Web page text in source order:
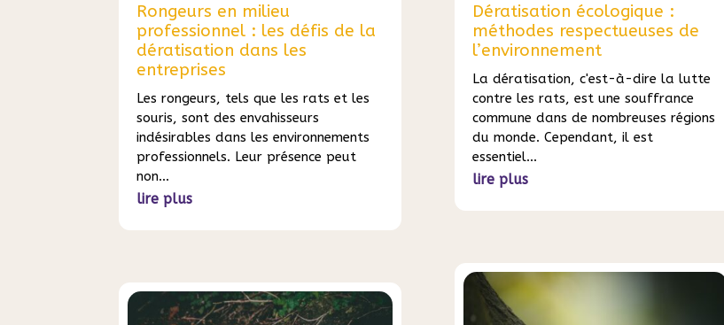
Rongeurs en milieu
professionnel : les défis de la
dératisation dans les
entreprises
Les rongeurs, tels que les rats et les
souris, sont des envahisseurs
indésirables dans les environnements
professionnels. Leur présence peut
non...
lire plus
Dératisation écologique :
méthodes respectueuses de
l’environnement
La dératisation, c'est-à-dire la lutte
contre les rats, est une souffrance
commune dans de nombreuses régions
du monde. Cependant, il est
essentiel...
lire plus